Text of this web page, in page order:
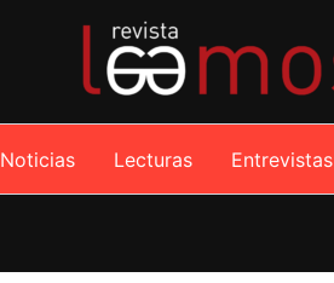
Noticias Lecturas Entrevistas